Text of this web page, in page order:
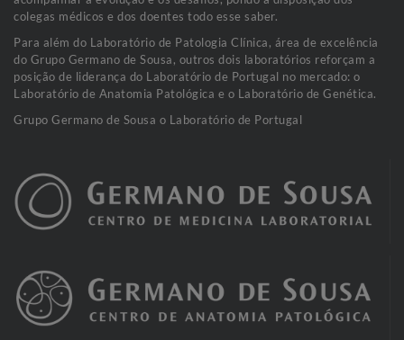
colegas médicos e dos doentes todo esse saber.
Para além do Laboratório de Patologia Clínica, área de excelência
do Grupo Germano de Sousa, outros dois laboratórios reforçam a
posição de liderança do Laboratório de Portugal no mercado: o
Laboratório de Anatomia Patológica e o Laboratório de Genética.
Grupo Germano de Sousa o Laboratório de Portugal